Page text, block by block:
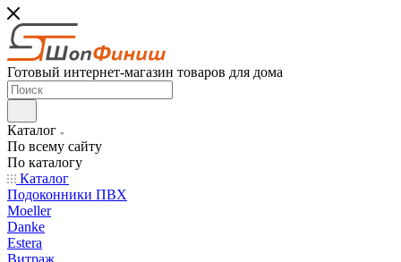
Готовый интернет-магазин товаров для дома
Каталог
По всему сайту
По каталогу
Каталог
Подоконники ПВХ
Moeller
Danke
Estera
Витраж